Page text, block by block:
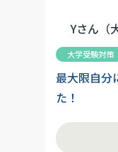
Yさん（
大学受験対
最大限自分
た！